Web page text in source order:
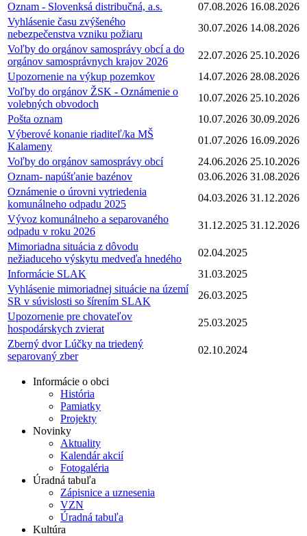
Oznam - Slovenksá distribučná, a.s.
07.08.2026 16.08.2026
Vyhlásenie času zvýšeného
nebezpečenstva vzniku požiaru
30.07.2026 14.08.2026
Voľby do orgánov samosprávy obcí a do
orgánov samosprávnych krajov 2026
22.07.2026 25.10.2026
Upozornenie na výkup pozemkov
14.07.2026 28.08.2026
Voľby do orgánov ŽSK - Oznámenie o
volebných obvodoch
10.07.2026 25.10.2026
Pošta oznam
10.07.2026 30.09.2026
Výberové konanie riaditeľ/ka MŠ
Kalameny
01.07.2026 16.09.2026
Voľby do orgánov samosprávy obcí
24.06.2026 25.10.2026
Oznam- napúšťanie bazénov
03.06.2026 31.08.2026
Oznámenie o úrovni vytriedenia
komunálneho odpadu 2025
04.03.2026 31.12.2026
Vývoz komunálneho a separovaného
odpadu v roku 2026
31.12.2025 31.12.2026
Mimoriadna situácia z dôvodu
nežiaduceho výskytu medveďa hnedého
02.04.2025
Informácie SLAK
31.03.2025
Vyhlásenie mimoriadnej situácie na území
SR v súvislosti so šírením SLAK
26.03.2025
Upozornenie pre chovateľov
hospodárskych zvierat
25.03.2025
Zberný dvor Lúčky na triedený
separovaný zber
02.10.2024
Informácie o obci
História
Pamiatky
Projekty
Novinky
Aktuality
Kalendár akcií
Fotogaléria
Úradná tabuľa
Zápisnice a uznesenia
VZN
Úradná tabuľa
Kultúra